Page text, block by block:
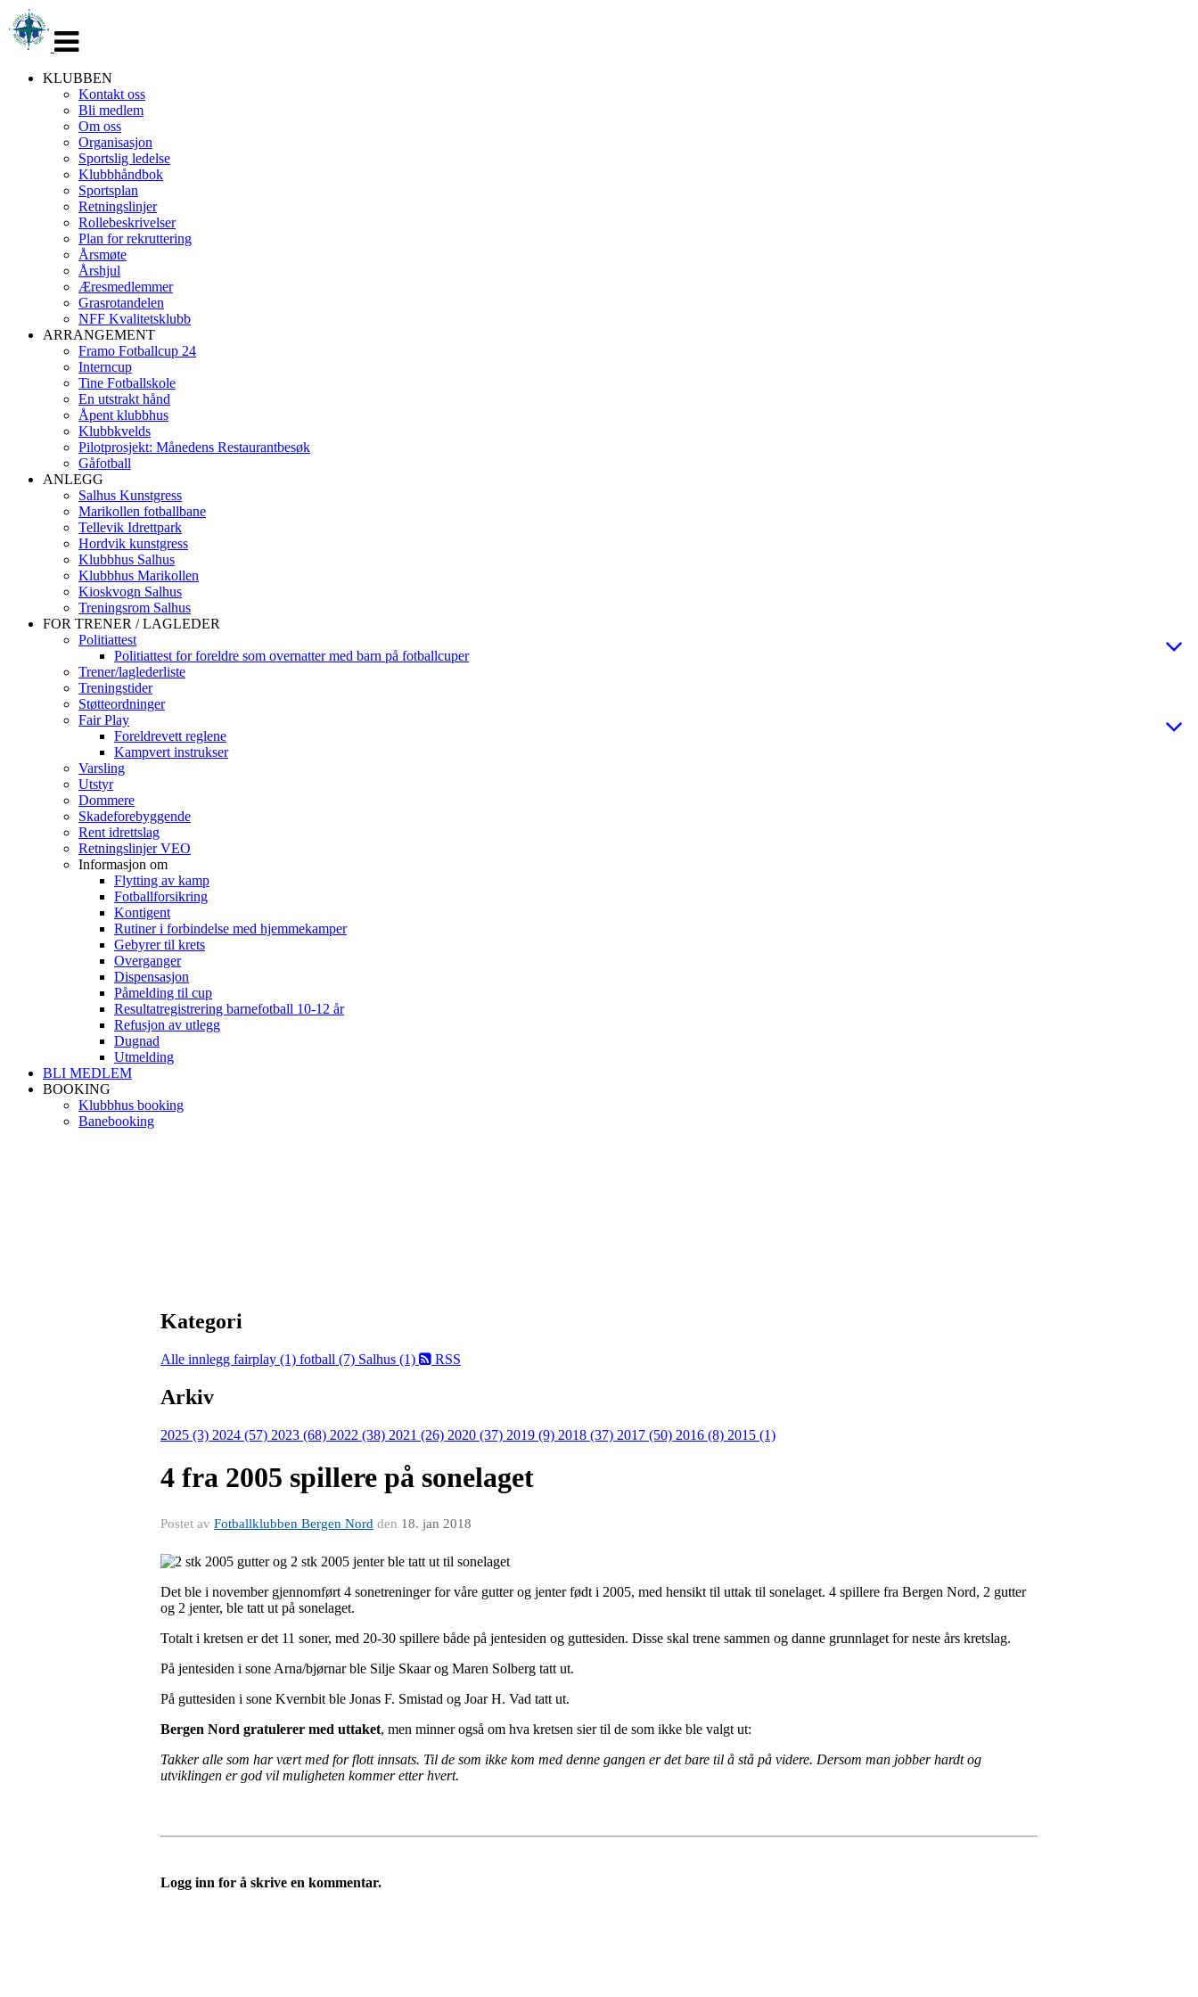
navigasjon
KLUBBEN
Kontakt oss
Bli medlem
Om oss
Organisasjon
Sportslig ledelse
Klubbhåndbok
Sportsplan
Retningslinjer
Rollebeskrivelser
Plan for rekruttering
Årsmøte
Årshjul
Æresmedlemmer
Grasrotandelen
NFF Kvalitetsklubb
ARRANGEMENT
Framo Fotballcup 24
Interncup
Tine Fotballskole
En utstrakt hånd
Åpent klubbhus
Klubbkvelds
Pilotprosjekt: Månedens Restaurantbesøk
Gåfotball
ANLEGG
Salhus Kunstgress
Marikollen fotballbane
Tellevik Idrettpark
Hordvik kunstgress
Klubbhus Salhus
Klubbhus Marikollen
Kioskvogn Salhus
Treningsrom Salhus
FOR TRENER / LAGLEDER
Politiattest
Politiattest for foreldre som overnatter med barn på fotballcuper
Trener/laglederliste
Treningstider
Støtteordninger
Fair Play
Foreldrevett reglene
Kampvert instrukser
Varsling
Utstyr
Dommere
Skadeforebyggende
Rent idrettslag
Retningslinjer VEO
Informasjon om
Flytting av kamp
Fotballforsikring
Kontigent
Rutiner i forbindelse med hjemmekamper
Gebyrer til krets
Overganger
Dispensasjon
Påmelding til cup
Resultatregistrering barnefotball 10-12 år
Refusjon av utlegg
Dugnad
Utmelding
BLI MEDLEM
BOOKING
Klubbhus booking
Banebooking
Kategori
Alle innlegg fairplay (1) fotball (7) Salhus (1) RSS
Arkiv
2025 (3) 2024 (57) 2023 (68) 2022 (38) 2021 (26) 2020 (37) 2019 (9) 2018 (37) 2017 (50) 2016 (8) 2015 (1)
4 fra 2005 spillere på sonelaget
Postet av Fotballklubben Bergen Nord den 18. jan 2018
Det ble i november gjennomført 4 sonetreninger for våre gutter og jenter født i 2005, med hensikt til uttak til sonelaget. 4 spillere fra Bergen Nord, 2 gutter
og 2 jenter, ble tatt ut på sonelaget.
Totalt i kretsen er det 11 soner, med 20-30 spillere både på jentesiden og guttesiden. Disse skal trene sammen og danne grunnlaget for neste års kretslag.
På jentesiden i sone Arna/bjørnar ble Silje Skaar og Maren Solberg tatt ut.
På guttesiden i sone Kvernbit ble Jonas F. Smistad og Joar H. Vad tatt ut.
Bergen Nord gratulerer med uttaket, men minner også om hva kretsen sier til de som ikke ble valgt ut:
Takker alle som har vært med for flott innsats. Til de som ikke kom med denne gangen er det bare til å stå på videre. Dersom man jobber hardt og
utviklingen er god vil muligheten kommer etter hvert.
Logg inn for å skrive en kommentar.